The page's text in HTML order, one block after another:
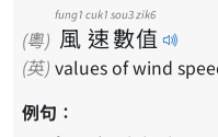
(粵) 風
fung1
速
cuk1
數
sou3
值
zik6
(英) values of wind
例句：